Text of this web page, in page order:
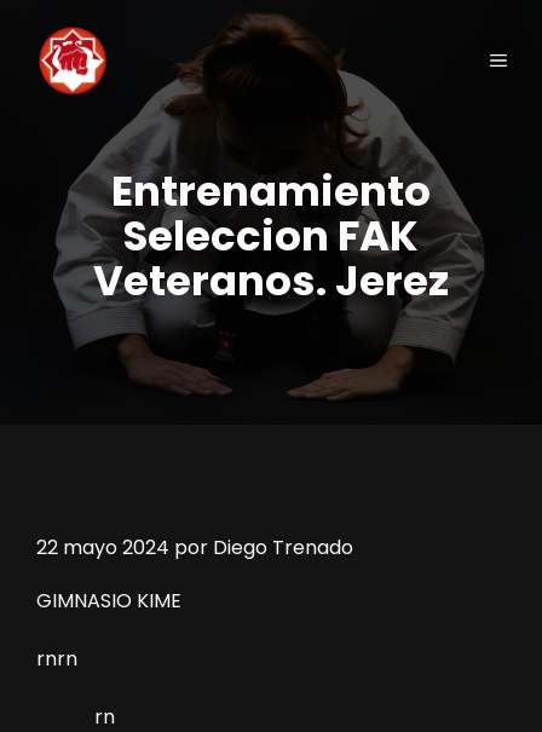
contenido
Entrenamiento
Seleccion FAK
Veteranos. Jerez
22 mayo 2024 por Diego Trenado
GIMNASIO KIME
rnrn
rn